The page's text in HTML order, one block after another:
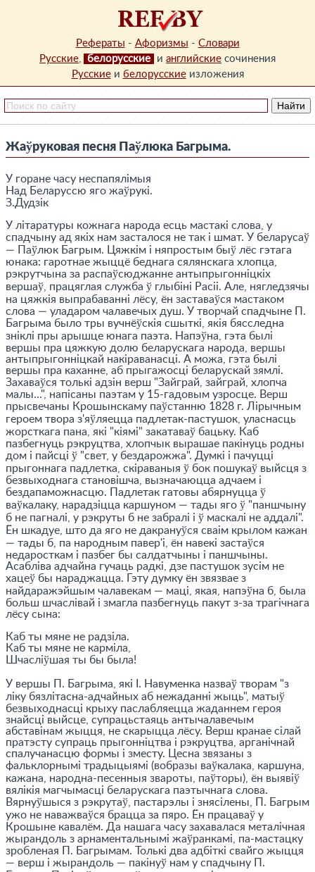
Рефераты - Афоризмы - Словари
Русские, белорусские и английские сочинения
Русскиеи белорусскиеизложения
Жаўруковая песня Паўлюка Багрыма.
У горане часу неспапялiмыя
Над Беларуссю яго жаўрукi.
З.Дудзiк
У лiтаратуры кожнага народа есць мастакi слова, у
спадчыну ад якiх нам засталося не так i шмат. У беларусаў
— Паўлюк Багрым. Цяжкiм i няпростым быў лёс гэтага
юнака: гаротнае жыццё беднага сялянскага хлопца,
рэкрутчына за распаўсюджанне антыпрыгоннiцкiх
вершаў, працяглая служба ў глыбiнi Расii. Але, нягледзячы
на цяжкiя выпрабаваннi лёсу, ён заставаўся мастаком
слова — уладаром чалавечых душ. У творчай спадчыне П.
Багрыма было тры вучнёўскiя сшыткi, якiя бясследна
знiклi пры арышце юнага паэта. Напэўна, гэта былi
вершы пра цяжкую долю беларускага народа, вершы
антыпрыгоннiцкай накiраванасцi. А можа, гэта былi
вершы пра каханне, аб прыгажосцi беларускай зямлi.
Захаваўся толькi адзiн верш "Зайграй, зайграй, хлопча
малы...", напiсаны паэтам у 15-гадовым узросце. Верш
прысвечаны Крошынскаму паўстанню 1828 г. Лiрычным
героем твора з'яўляецца падлетак-пастушок, уласнасць
жорсткага пана, якi "кiямi" закатаваў бацьку. Каб
пазбегнуць рэкруцтва, хлопчык вырашае пакiнуць родны
дом i пайсцi ў "свет, у бездарожжа". Думкi i пачуццi
прыгоннага падлетка, скiраваныя ў бок пошукаў выйсця з
безвыходнага становiшча, вызначаюцца адчаем i
бездапаможнасцю. Падлетак гатовы абярнуцца ў
ваўкалаку, нарадзiцца каршуном — тады яго ў "паншчыну
б не пагналi, у рэкруты б не забралi i ў маскалi не аддалi".
Ён шкадуе, што да яго не дакрануўся сваiм крылом кажан
— тады б, па народным павер'i, ён навекi застаўся
недаросткам i пазбег бы салдатчыны i паншчыны.
Асаблiва адчайна гучаць радкi, дзе пастушок зусiм не
хацеў бы нараджацца. Гэту думку ён звязвае з
найдаражэйшым чалавекам — мацi, якая, напэўна б, была
больш шчаслiвай i змагла пазбегнуць пакут з-за трагiчнага
лёсу сына:
Каб ты мяне не радзiла.
Каб ты мяне не кармiла,
Шчаслiўшая ты бы была!
У вершы П. Багрыма, якi I. Навуменка назваў творам "з
лiку бязлiтасна-адчайных аб нежаданнi жыць", матыў
безвыходнасцi крыху паслабляецца жаданнем героя
знайсцi выйсце, супрацьстаяць антычалавечым
абставiнам жыцця, не скарыцца лёсу. Верш кранае сiлай
пратэсту супраць прыгоннiцтва i рэкруцтва, арганiчнай
спалучанасцю формы i зместу. Цесна звязаны з
фальклорнымi традыцыямi (вобразы ваўкалака, каршуна,
кажана, народна-песенныя звароты, паўторы), ён выявiў
вялiкiя магчымасцi беларускага паэтычнага слова.
Вярнуўшыся з рэкрутаў, пастарэлы i знясiлены, П. Багрым
ужо не наважваўся брацца за пяро. Ён працаваў у
Крошыне кавалём. Да нашага часу захавалася металiчная
жырандоль з арнаментальнымi жаўранкамi, па-мастацку
зробленая П. Багрымам. Толькi два адбiткi свайго жыцця
— верш i жырандоль — пакiнуў нам у спадчыну П.